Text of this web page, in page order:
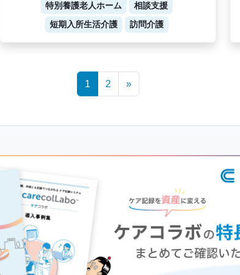
特別養護老人ホーム
相談支援
短期入所生活介護
訪問介護
1 2 »